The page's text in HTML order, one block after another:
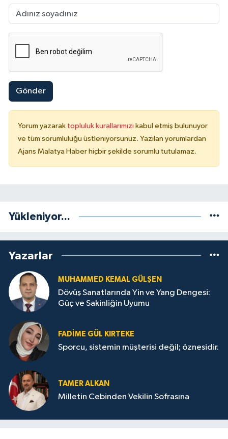
Gönder
Yorum yazarak topluluk kurallarımızı kabul etmiş bulunuyor
ve tüm sorumluluğu üstleniyorsunuz. Yazılan yorumlardan
Ajans Malatya Haber hiçbir şekilde sorumlu tutulamaz.
Yükleniyor...
Yazarlar
MUHAMMED KEMAL GÜLŞEN
Dövüş Sanatlarında Yin ve Yang Dengesi:
Güç ve Sakinliğin Uyumu
FADIME GÜL KIRTEKE
Sporcu, sistemin müşterisi değil; öznesidir.
TAMER ALKAN
Milletin Cebinden Vekilin Sofrasına